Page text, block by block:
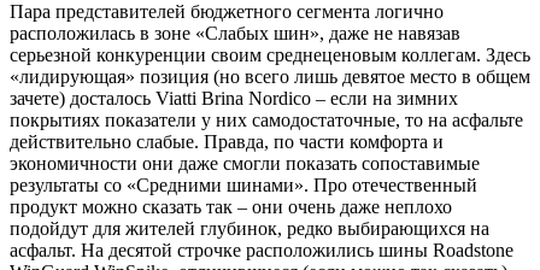
Пара представителей бюджетного сегмента логично
расположилась в зоне «Слабых шин», даже не навязав
серьезной конкуренции своим среднеценовым коллегам. Здесь
«лидирующая» позиция (но всего лишь девятое место в общем
зачете) досталось Viatti Brina Nordico – если на зимних
покрытиях показатели у них самодостаточные, то на асфальте
действительно слабые. Правда, по части комфорта и
экономичности они даже смогли показать сопоставимые
результаты со «Средними шинами». Про отечественный
продукт можно сказать так – они очень даже неплохо
подойдут для жителей глубинок, редко выбирающихся на
асфальт. На десятой строчке расположились шины Roadstone